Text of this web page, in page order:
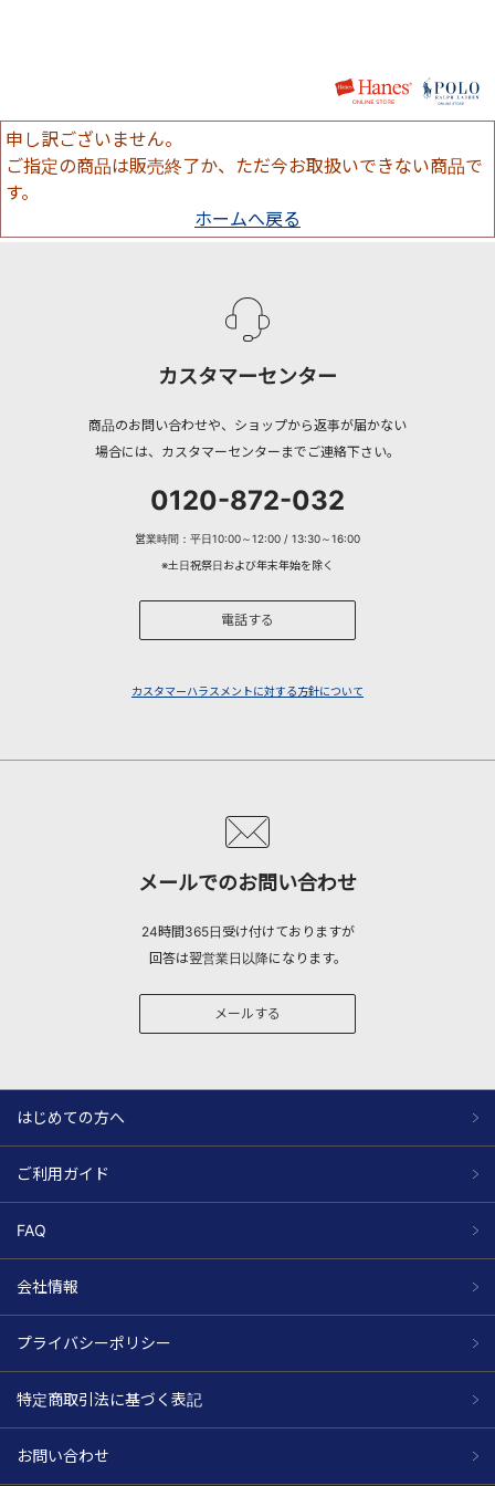
申し訳ございません。
ご指定の商品は販売終了か、ただ今お取扱いできない商品で
す。
ホームへ戻る
カスタマーセンター
商品のお問い合わせや、ショップから返事が届かない
場合には、カスタマーセンターまでご連絡下さい。
0120-872-032
営業時間：平日10:00～12:00 / 13:30～16:00
※土日祝祭日および年末年始を除く
電話する
カスタマーハラスメントに対する方針について
メールでのお問い合わせ
24時間365日受け付けておりますが
回答は翌営業日以降になります。
メールする
はじめての方へ
ご利用ガイド
FAQ
会社情報
プライバシーポリシー
特定商取引法に基づく表記
お問い合わせ